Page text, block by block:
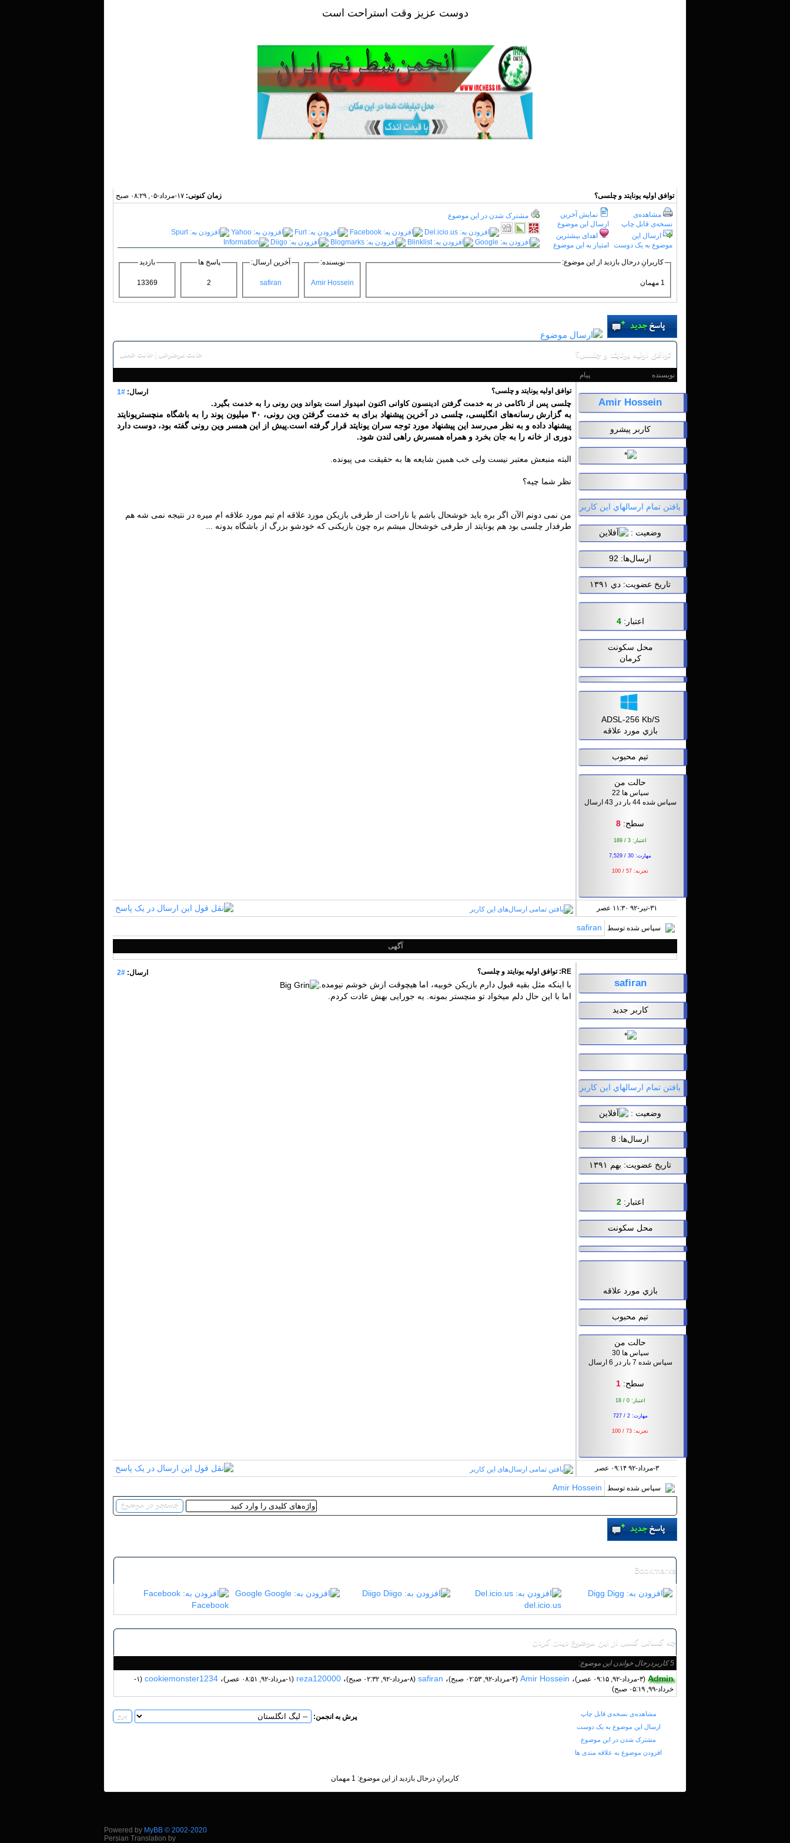
دوست عزيز وقت استراحت است
توافق اولیه یونایتد و چلسی؟ زمان کنونی: ۱۷-مرداد-۰۵, ۰۸:۲۹ صبح
مشاهده‌ی
نسخه‌ی قابل چاپ
ارسال این
موضوع به یک دوست
نمایش آخرین
ارسال این موضوع
اهدای بیشترین
امتیاز به این موضوع
مشترک شدن در این موضوع
کاربرانِ درحال بازدید از این موضوع:
1 مهمان
نویسنده:
Amir Hossein
آخرین ارسال:
safiran
پاسخ ها
2
بازدید
13369
حالت موضوعی حالت خطی توافق اولیه یونایتد و چلسی؟
نویسنده پیام
Amir Hossein
کاربر پیشرو
يافتن تمام ارسالهاي اين کاربر
وضعيت :
ارسال‌ها: 92
تاریخ عضویت: دي ۱۳۹۱
اعتبار:4
محل سکونت
کرمان
ADSL-256 Kb/S
بازي مورد علاقه
تیم محبوب
حالت من
سپاس ها 22
سپاس شده 44 بار در 43 ارسال
سطح: 8
اعتبار: 3 / 189
مهارت: 30 / 7,529
تجربه: 57 / 100
ارسال: #1 توافق اولیه یونایتد و چلسی؟
چلسی پس از ناکامی در به خدمت گرفتن ادینسون کاوانی اکنون امیدوار است بتواند وین رونی را به خدمت بگیرد.
به گزارش رسانه‌های انگلیسی، چلسی در آخرین پیشنهاد برای به خدمت گرفتن وین رونی، ۳۰ میلیون پوند را به باشگاه منچستریونایتد
پیشنهاد داده و به نظر می‌رسد این پیشنهاد مورد توجه سران یونایتد قرار گرفته است.پیش از این همسر وین رونی گفته بود، دوست دارد
دوری از خانه را به جان بخرد و همراه همسرش راهی لندن شود.
البته منبعش معتبر نیست ولی خب همین شایعه ها به حقیقت می پیونده.
نظر شما چیه؟
من نمی دونم الآن اگر بره باید خوشحال باشم یا ناراحت از طرفی بازیکن مورد علاقه ام تیم مورد علاقه ام میره در نتیجه نمی شه هم
طرفدار چلسی بود هم یونایتد از طرفی خوشحال میشم بره چون بازیکنی که خودشو بزرگ از باشگاه بدونه ...
۳۱-تير-۹۲ ۱۱:۳۰ عصر
سپاس شده توسط safiran
آگهی
safiran
کاربر جدید
يافتن تمام ارسالهاي اين کاربر
وضعيت :
ارسال‌ها: 8
تاریخ عضویت: بهم ۱۳۹۱
اعتبار:2
محل سکونت
بازي مورد علاقه
تیم محبوب
حالت من
سپاس ها 30
سپاس شده 7 بار در 6 ارسال
سطح: 1
اعتبار: 0 / 18
مهارت: 2 / 727
تجربه: 73 / 100
ارسال: #2 RE: توافق اولیه یونایتد و چلسی؟
با اینکه مثل بقیه قبول دارم بازیکن خوبیه، اما هیچوقت ازش خوشم نیومده.
اما با این حال دلم میخواد تو منچستر بمونه. یه جورایی بهش عادت کردم.
۳-مرداد-۹۲ ۰۹:۱۴ عصر
سپاس شده توسط
Amir Hossein
Bookmarks
Digg
del.icio.us
Diigo
Google
Facebook
چه کسانی کسی از این موضوع دیدن کردن
5 کاربردرحال خواندن این موضوع:
Admin (۳-مرداد-۹۲, ۰۹:۱۵ عصر) ، Amir Hossein (۴-مرداد-۹۲, ۰۲:۵۳ صبح) ، safiran (۸-مرداد-۹۲, ۰۲:۳۲ صبح) ، reza120000 (۱-مرداد-۹۲, ۰۸:۵۱ عصر) ، cookiemonster1234
(۱-
خرداد-۹۹, ۰۵:۱۹ صبح)
مشاهده‌ی نسخه‌ی قابل چاپ
ارسال این موضوع به یک دوست
مشترک شدن در این موضوع
افزودن موضوع به علاقه مندی ها
پرش به انجمن:
کاربرانِ درحال بازدید از این موضوع: 1 مهمان
Powered by MyBB © 2002-2020
Persian Translation by